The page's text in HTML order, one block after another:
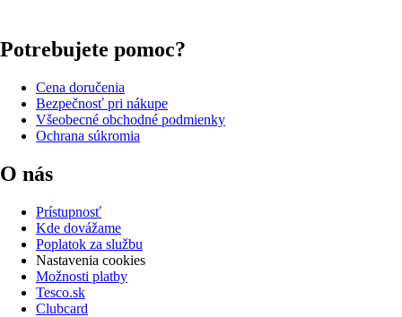
Potrebujete pomoc?
Cena doručenia
Bezpečnosť pri nákupe
Všeobecné obchodné podmienky
Ochrana súkromia
O nás
Prístupnosť
Kde dovážame
Poplatok za službu
Nastavenia cookies
Možnosti platby
Tesco.sk
Clubcard